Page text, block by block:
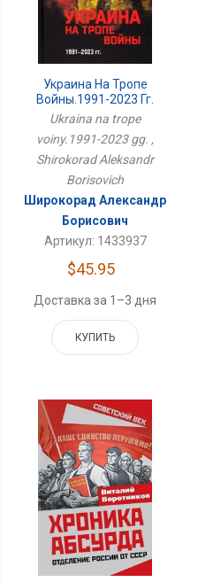
Украина На Тропе
Войны.1991-2023 Гг.
Ukraina na trope
voiny.1991-2023 gg. ,
Shirokorad Aleksandr
Borisovich
Широкорад Александр
Борисович
Артикул: 1433937
$45.95
Доставка за 1–3 дня
КУПИТЬ